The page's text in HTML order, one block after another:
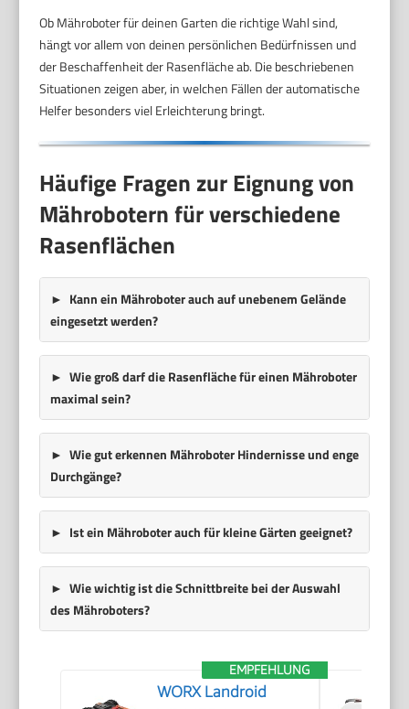
Ob Mähroboter für deinen Garten die richtige Wahl sind,
hängt vor allem von deinen persönlichen Bedürfnissen und
der Beschaffenheit der Rasenfläche ab. Die beschriebenen
Situationen zeigen aber, in welchen Fällen der automatische
Helfer besonders viel Erleichterung bringt.
Häufige Fragen zur Eignung von
Mährobotern für verschiedene
Rasenflächen
Kann ein Mähroboter auch auf unebenem Gelände
eingesetzt werden?
Wie groß darf die Rasenfläche für einen Mähroboter
maximal sein?
Wie gut erkennen Mähroboter Hindernisse und enge
Durchgänge?
Ist ein Mähroboter auch für kleine Gärten geeignet?
Wie wichtig ist die Schnittbreite bei der Auswahl
des Mähroboters?
EMPFEHLUNG
WORX Landroid